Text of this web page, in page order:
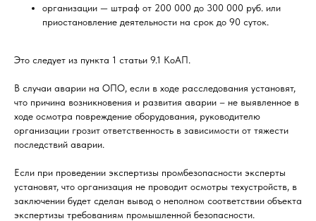
организации — штраф от 200 000 до 300 000 руб. или
приостановление деятельности на срок до 90 суток.
Это следует из пункта 1 статьи 9.1 КоАП.
В случаи аварии на ОПО, если в ходе расследования установят,
что причина возникновения и развития аварии – не выявленное в
ходе осмотра повреждение оборудования, руководителю
организации грозит ответственность в зависимости от тяжести
последствий аварии.
Если при проведении экспертизы промбезопасности эксперты
установят, что организация не проводит осмотры техустройств, в
заключении будет сделан вывод о неполном соответствии объекта
экспертизы требованиям промышленной безопасности.